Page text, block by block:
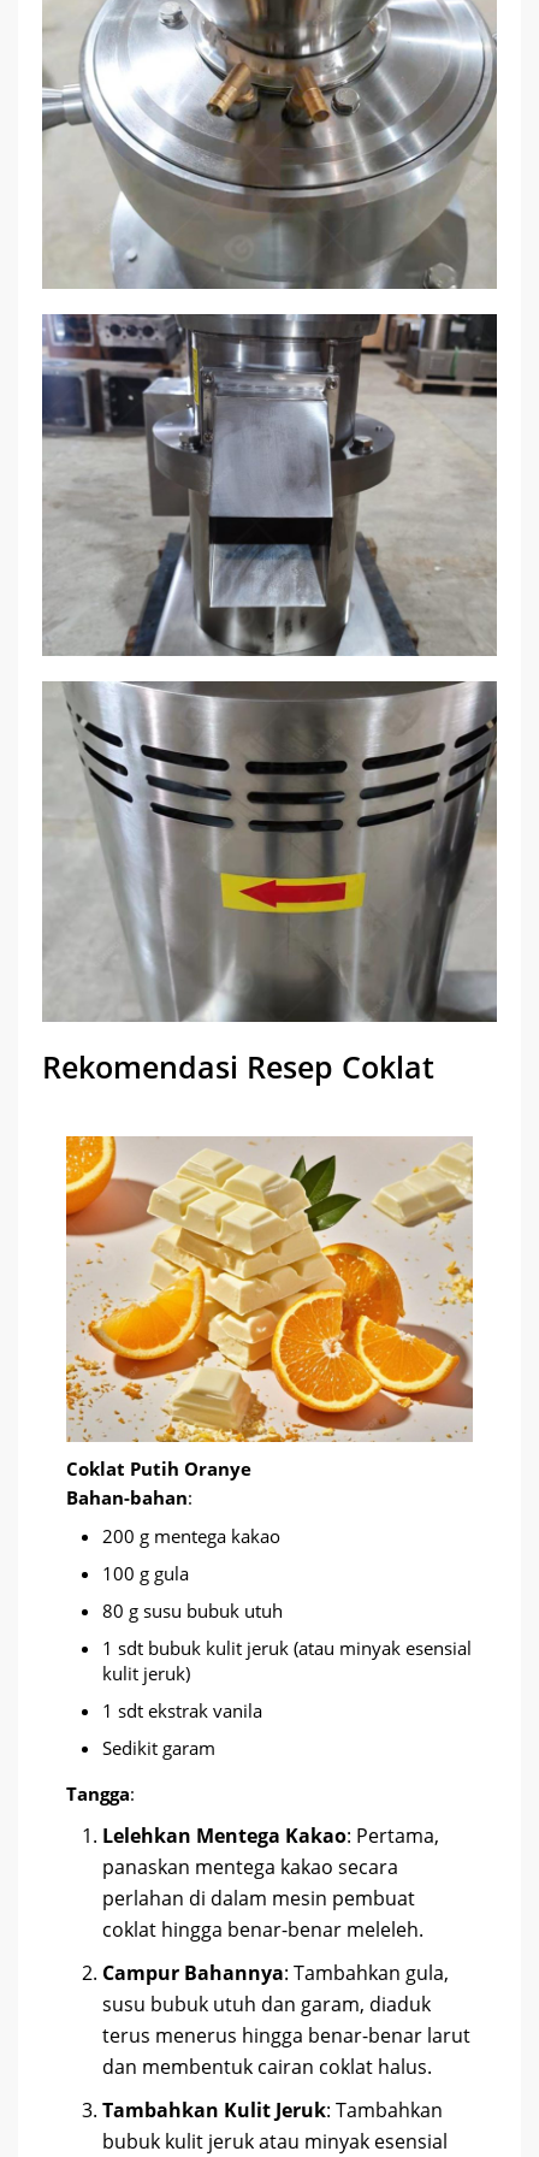
Rekomendasi Resep Coklat
Coklat Putih Oranye
Bahan-bahan:
200 g mentega kakao
100 g gula
80 g susu bubuk utuh
1 sdt bubuk kulit jeruk (atau minyak esensial
kulit jeruk)
1 sdt ekstrak vanila
Sedikit garam
Tangga:
Lelehkan Mentega Kakao: Pertama,
panaskan mentega kakao secara
perlahan di dalam mesin pembuat
coklat hingga benar-benar meleleh.
Campur Bahannya: Tambahkan gula,
susu bubuk utuh dan garam, diaduk
terus menerus hingga benar-benar larut
dan membentuk cairan coklat halus.
Tambahkan Kulit Jeruk: Tambahkan
bubuk kulit jeruk atau minyak esensial